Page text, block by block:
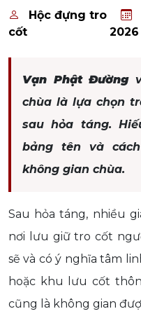
Hộc đựng tro
cốt
2026
Vạn Phật Đường
chùa là lựa chọn
sau hỏa táng.
bảng tên và
không gian chùa.
Sau hỏa táng, nhiều
nơi lưu giữ tro cốt
sẽ và có ý nghĩa tâm
hoặc khu lưu cốt
cũng là không gian